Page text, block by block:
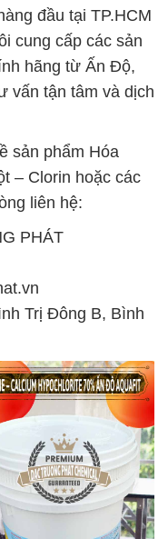
đầu tại TP.HCM
cung cấp các sản
hãng từ Ấn Độ,
vấn tận tâm và dịch
sản phẩm Hóa
– Clorin hoặc các
liên hệ:
PHÁT
Trị Đông B, Bình